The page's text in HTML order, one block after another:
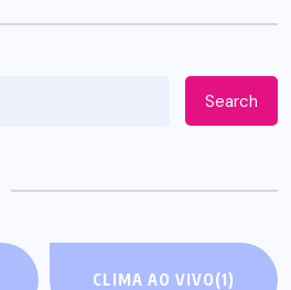
Search
CLIMA AO VIVO(1)